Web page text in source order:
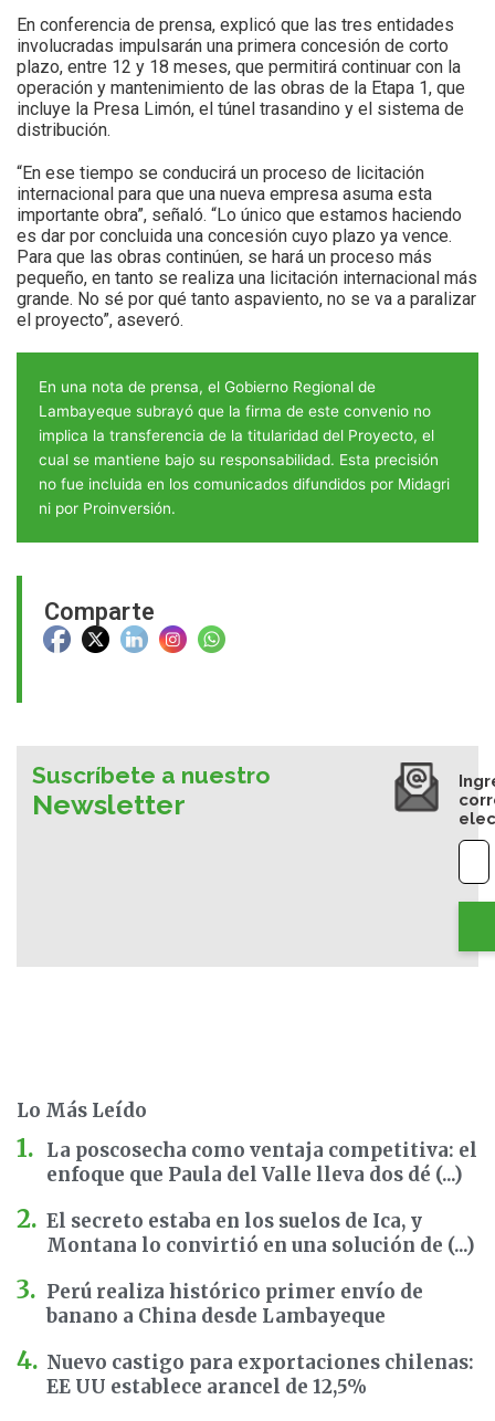
Comparte
En conferencia de prensa, explicó que las tres entidades
involucradas impulsarán una primera concesión de corto
plazo, entre 12 y 18 meses, que permitirá continuar con la
operación y mantenimiento de las obras de la Etapa 1, que
incluye la Presa Limón, el túnel trasandino y el sistema de
distribución.
“En ese tiempo se conducirá un proceso de licitación
internacional para que una nueva empresa asuma esta
importante obra”, señaló. “Lo único que estamos haciendo
es dar por concluida una concesión cuyo plazo ya vence.
Para que las obras continúen, se hará un proceso más
pequeño, en tanto se realiza una licitación internacional más
grande. No sé por qué tanto aspaviento, no se va a paralizar
el proyecto”, aseveró.
En una nota de prensa, el Gobierno Regional de
Lambayeque subrayó que la firma de este convenio no
implica la transferencia de la titularidad del Proyecto, el
cual se mantiene bajo su responsabilidad. Esta precisión
no fue incluida en los comunicados difundidos por Midagri
ni por Proinversión.
Suscríbete a nuestro
Newsletter
Lo Más Leído
La poscosecha como ventaja competitiva: el
enfoque que Paula del Valle lleva dos dé (...)
El secreto estaba en los suelos de Ica, y
Montana lo convirtió en una solución de (...)
Perú realiza histórico primer envío de
banano a China desde Lambayeque
Nuevo castigo para exportaciones chilenas:
EE UU establece arancel de 12,5%